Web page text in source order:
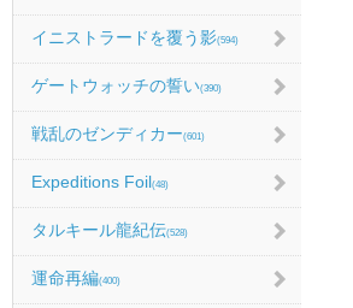
イニストラードを覆う影(594)
ゲートウォッチの誓い(390)
戦乱のゼンディカー(601)
Expeditions Foil(48)
タルキール龍紀伝(528)
運命再編(400)